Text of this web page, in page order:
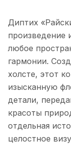
Диптих
произведение
любое
гармонии.
холсте, этот
изысканную
детали,
красоты
отдельная
целостное